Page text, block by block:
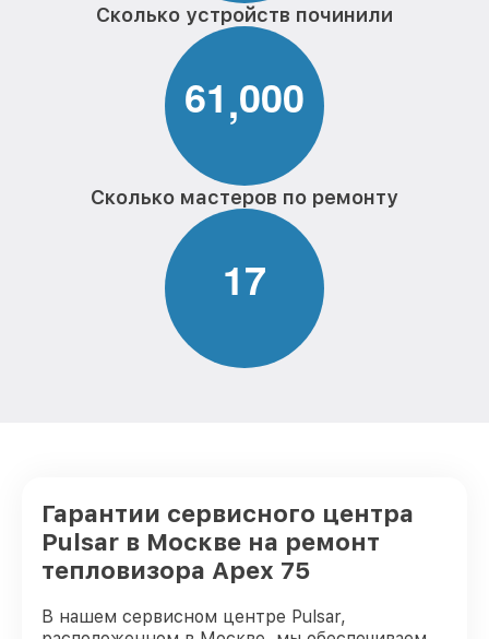
Сколько устройств починили
61,000
Сколько мастеров по ремонту
17
Гарантии сервисного центра
Pulsar в Москве на ремонт
тепловизора Apex 75
В нашем сервисном центре Pulsar,